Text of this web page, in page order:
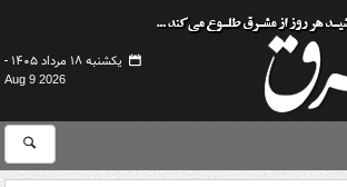
یکشنبه ۱۸ مرداد ۱۴۰۵ -
Aug 9 2026